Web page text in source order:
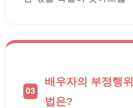
03
배우자의 부정행
법은?